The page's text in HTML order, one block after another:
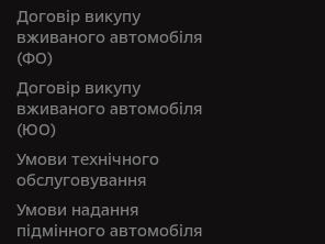
Договір викупу
вживаного автомобіля
(ФО)
Договір викупу
вживаного автомобіля
(ЮО)
Умови технічного
обслуговування
Умови надання
підмінного автомобіля